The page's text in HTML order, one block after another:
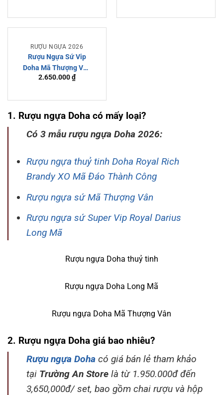
RƯỢU NGỰA 2026
Rượu Ngựa Sứ Vip
Doha Mã Thượng Vân
Royal Darius – Tinh
Và Rượu Thượng
2.650.000₫
1. Rượu ngựa Doha có mấy loại?
Có 3 mẫu rượu ngựa Doha 2026:
Rượu ngựa thuỷ tinh Doha Royal Rich
Brandy XO Mã Đáo Thành Công
Rượu ngựa sứ Mã Thượng Vân
Rượu ngựa sứ Super Vip Royal Darius
Long Mã
Rượu ngựa Doha thuỷ tinh
Rượu ngựa Doha Long Mã
Rượu ngựa Doha Mã Thượng Vân
2. Rượu ngựa Doha giá bao nhiêu?
Rượu ngựa Doha có giá bán lẻ tham khảo
tại Trường An Store là từ 1.950.000đ đến
3,650,000đ/ set, bao gồm chai rượu và hộp